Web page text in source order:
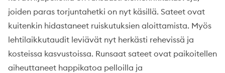
joiden paras torjuntahetki on nyt käsillä. Sateet ovat
kuitenkin hidastaneet ruiskutuksien aloittamista. Myös
lehtilaikkutaudit leviävät nyt herkästi rehevissä ja
kosteissa kasvustoissa. Runsaat sateet ovat paikoitellen
aiheuttaneet happikatoa pelloilla ja